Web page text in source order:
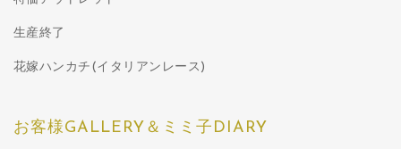
生産終了
花嫁ハンカチ(イタリアンレース)
お客様GALLERY＆ミミ子DIARY